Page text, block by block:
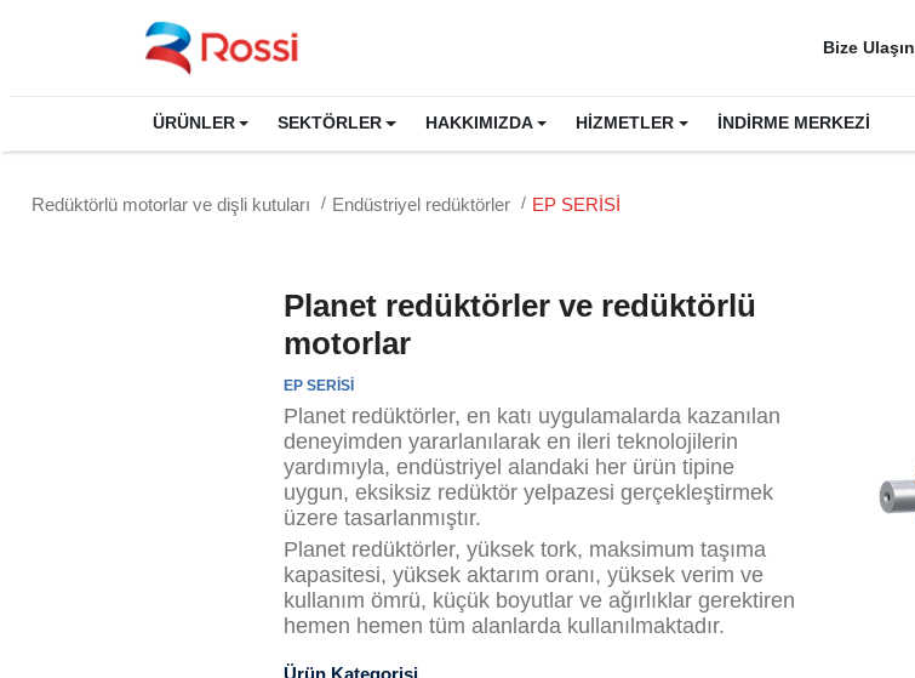
Bize Ulaşın
ÜRÜNLER SEKTÖRLER HAKKIMIZDA HİZMETLER İNDİRME MERKEZİ
Redüktörlü motorlar ve dişli kutuları Endüstriyel redüktörler EP SERİSİ
Planet redüktörler ve redüktörlü
motorlar
EP SERİSİ
Planet redüktörler, en katı uygulamalarda kazanılan
deneyimden yararlanılarak en ileri teknolojilerin
yardımıyla, endüstriyel alandaki her ürün tipine
uygun, eksiksiz redüktör yelpazesi gerçekleştirmek
üzere tasarlanmıştır.
Planet redüktörler, yüksek tork, maksimum taşıma
kapasitesi, yüksek aktarım oranı, yüksek verim ve
kullanım ömrü, küçük boyutlar ve ağırlıklar gerektiren
hemen hemen tüm alanlarda kullanılmaktadır.